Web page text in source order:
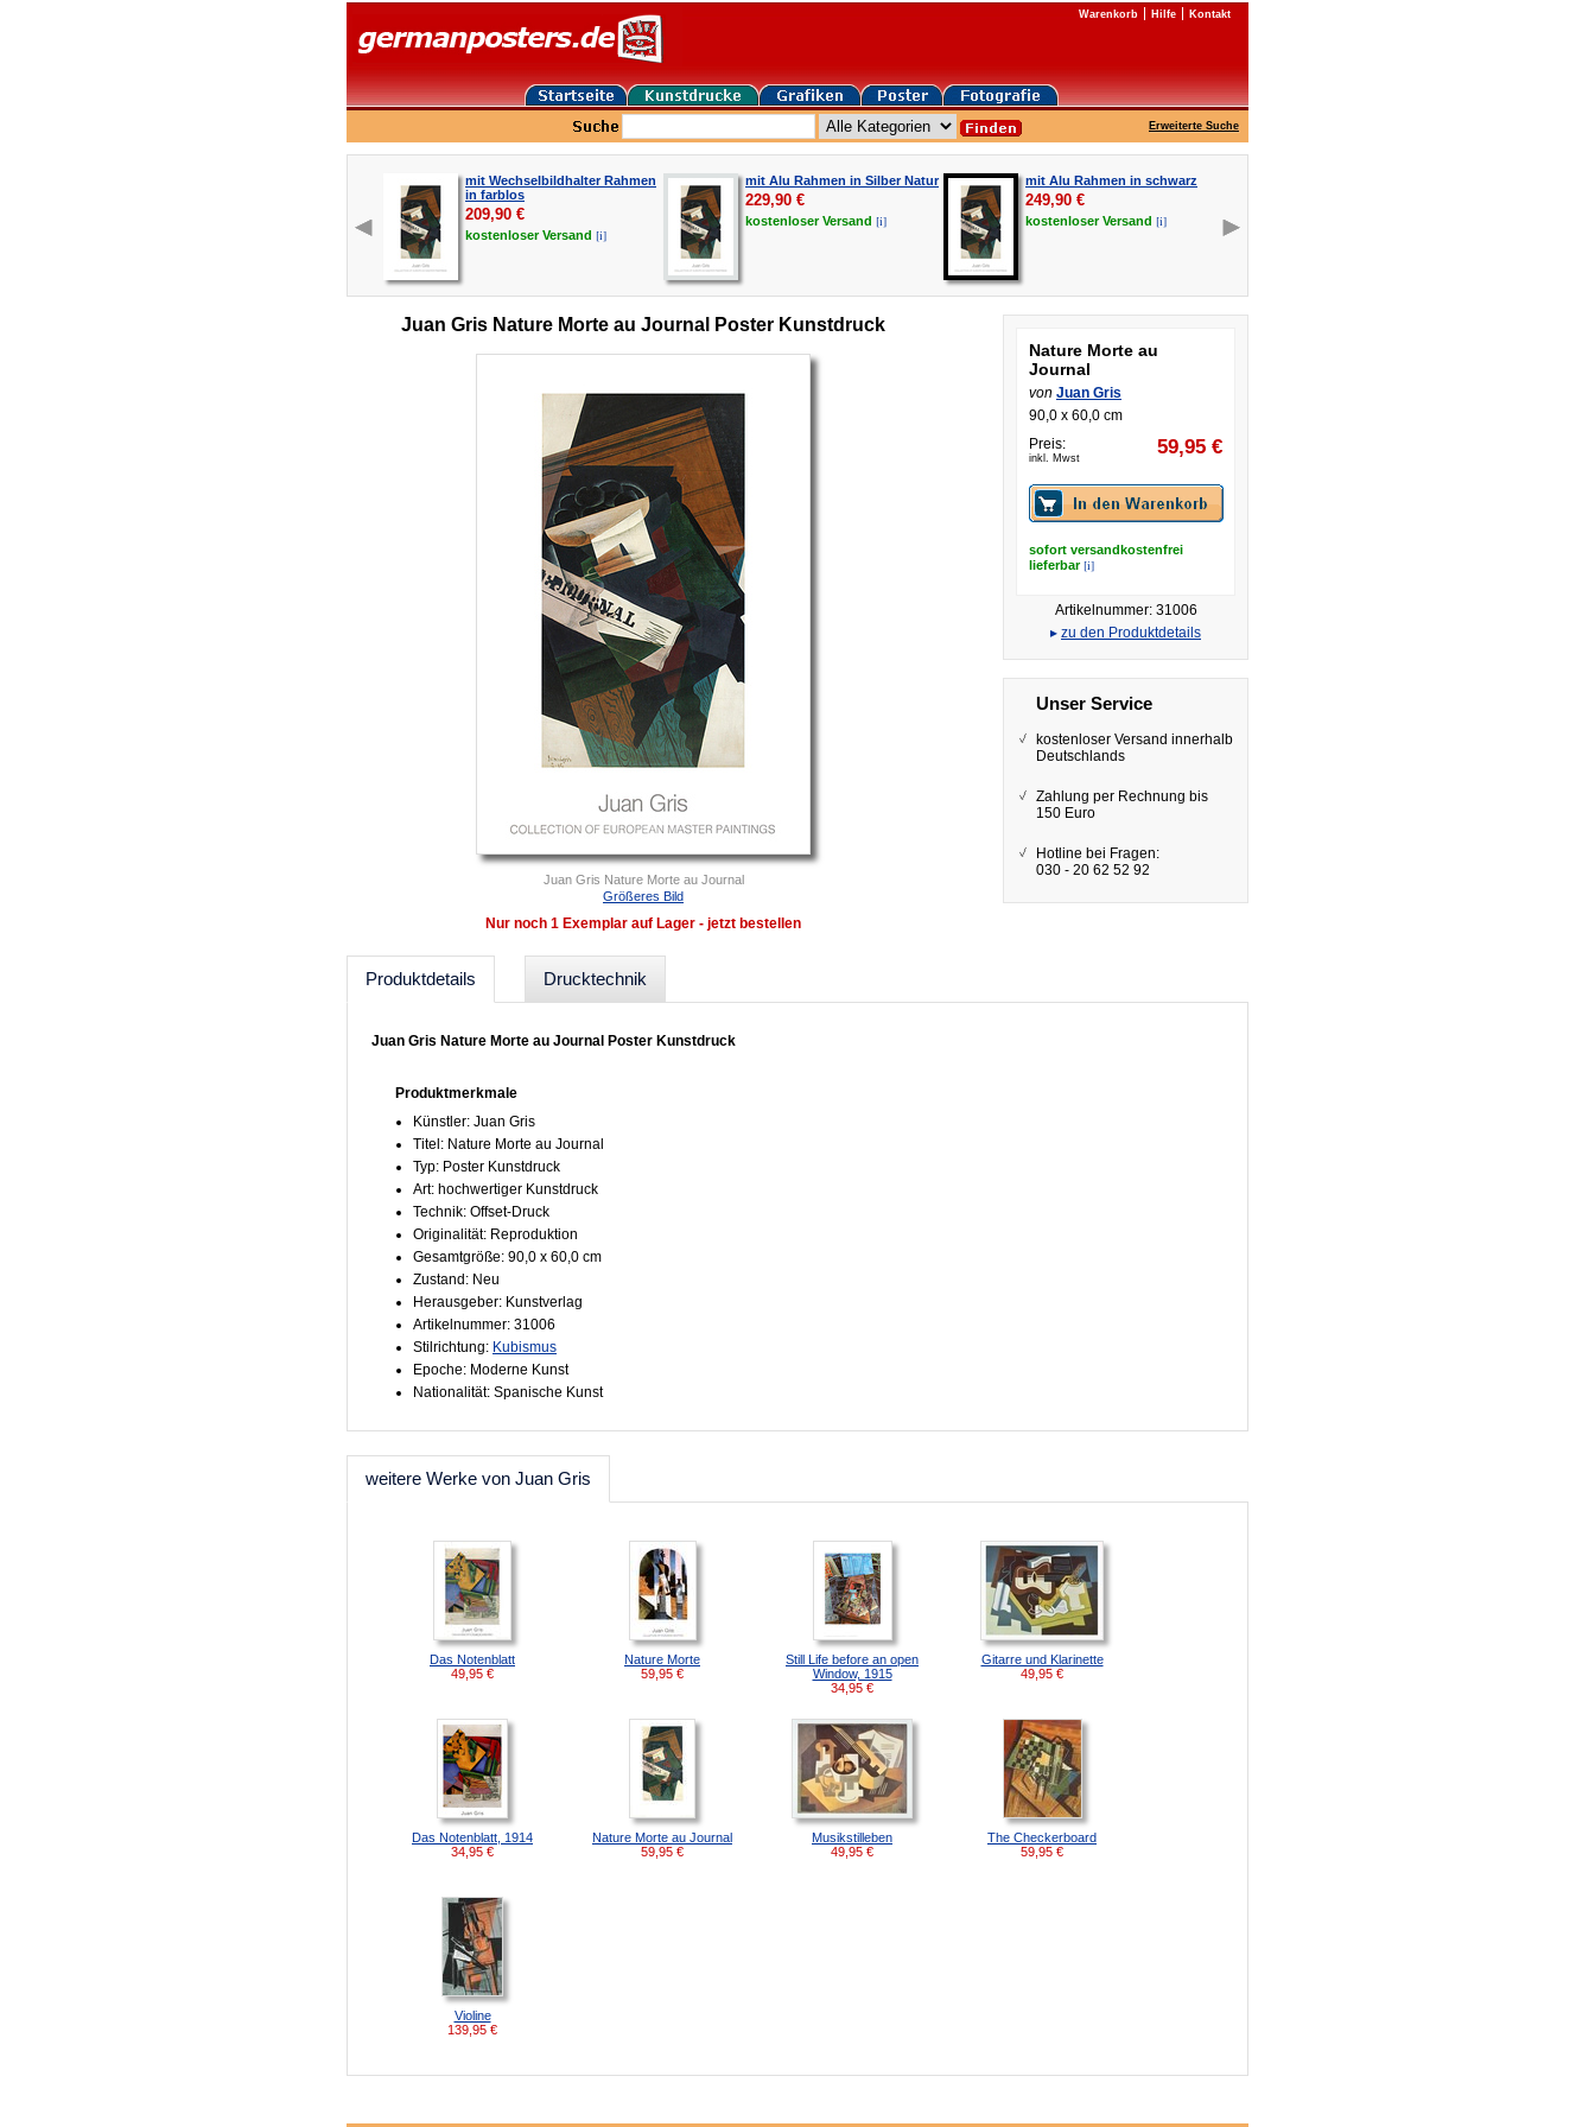
Warenkorb Hilfe Kontakt
Erweiterte Suche
mit Wechselbildhalter Rahmen
in farblos
209,90 €
kostenloserVersand [i]
mit Alu Rahmen in Silber Natur
229,90 €
kostenloserVersand [i]
mit Alu Rahmen in schwarz
249,90 €
kostenloserVersand [i]
Juan Gris Nature Morte au Journal Poster Kunstdruck
Juan Gris Nature Morte au Journal
Größeres Bild
Nur noch 1 Exemplar auf Lager - jetzt bestellen
Nature Morte au
Journal
von Juan Gris
90,0 x 60,0 cm
Preis:
inkl. Mwst 59,95 €
sofort versandkostenfrei
lieferbar[i]
Artikelnummer: 31006
▸ zu den Produktdetails
Unser Service
kostenloser Versand innerhalb
Deutschlands
Zahlung per Rechnung bis
150 Euro
Hotline bei Fragen:
030 - 20 62 52 92
Produktdetails Drucktechnik
Juan Gris Nature Morte au Journal Poster Kunstdruck
Produktmerkmale
Künstler: Juan Gris
Titel: Nature Morte au Journal
Typ: Poster Kunstdruck
Art: hochwertiger Kunstdruck
Technik: Offset-Druck
Originalität: Reproduktion
Gesamtgröße: 90,0 x 60,0 cm
Zustand: Neu
Herausgeber: Kunstverlag
Artikelnummer: 31006
Stilrichtung: Kubismus
Epoche: Moderne Kunst
Nationalität: Spanische Kunst
weitere Werke von Juan Gris
Das Notenblatt
49,95 €
Nature Morte
59,95 €
Still Life before an open
Window, 1915
34,95 €
Gitarre und Klarinette
49,95 €
Das Notenblatt, 1914
34,95 €
Nature Morte au Journal
59,95 €
Musikstilleben
49,95 €
The Checkerboard
59,95 €
Violine
139,95 €